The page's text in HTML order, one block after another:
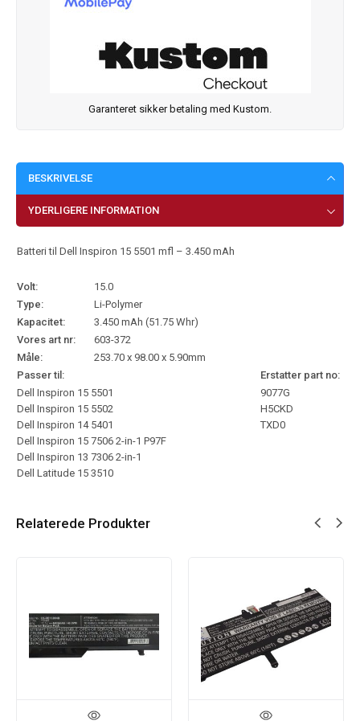
Garanteret sikker betaling med Kustom.
BESKRIVELSE
YDERLIGERE INFORMATION
Batteri til Dell Inspiron 15 5501 mfl – 3.450 mAh
Volt:
15.0
Type:
Li-Polymer
Kapacitet:
3.450 mAh (51.75 Whr)
Vores art nr:
603-372
Måle:
253.70 x 98.00 x 5.90mm
Passer til:
Erstatter part no:
Dell Inspiron 15 5501
Dell Inspiron 15 5502
Dell Inspiron 14 5401
Dell Inspiron 15 7506 2-in-1 P97F
Dell Inspiron 13 7306 2-in-1
Dell Latitude 15 3510
9077G
H5CKD
TXD0
Relaterede Produkter